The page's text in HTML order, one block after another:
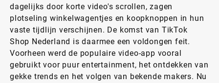
dagelijks door korte video's scrollen, zagen
plotseling winkelwagentjes en koopknoppen in hun
vaste tijdlijn verschijnen. De komst van TikTok
Shop Nederland is daarmee een voldongen feit.
Voorheen werd de populaire video-app vooral
gebruikt voor puur entertainment, het ontdekken van
gekke trends en het volgen van bekende makers. Nu